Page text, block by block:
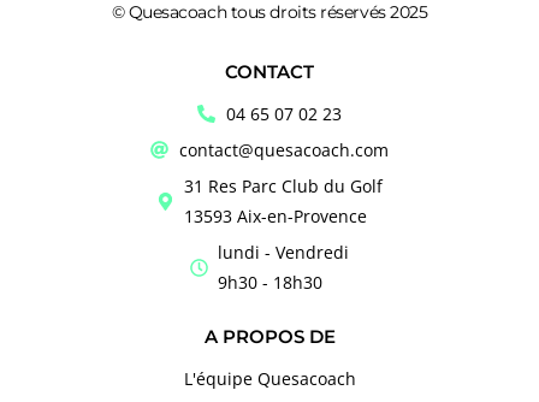
© Quesacoach tous droits réservés 2025
CONTACT
04 65 07 02 23
contact@quesacoach.com
31 Res Parc Club du Golf
13593 Aix-en-Provence
lundi - Vendredi
9h30 - 18h30
A PROPOS DE
L'équipe Quesacoach